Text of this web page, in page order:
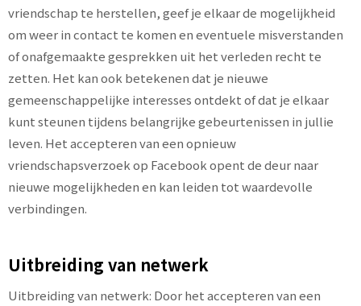
vriendschap te herstellen, geef je elkaar de mogelijkheid
om weer in contact te komen en eventuele misverstanden
of onafgemaakte gesprekken uit het verleden recht te
zetten. Het kan ook betekenen dat je nieuwe
gemeenschappelijke interesses ontdekt of dat je elkaar
kunt steunen tijdens belangrijke gebeurtenissen in jullie
leven. Het accepteren van een opnieuw
vriendschapsverzoek op Facebook opent de deur naar
nieuwe mogelijkheden en kan leiden tot waardevolle
verbindingen.
Uitbreiding van netwerk
Uitbreiding van netwerk: Door het accepteren van een